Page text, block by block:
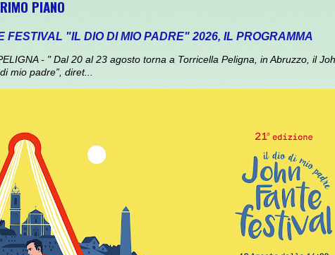
PIANO
FESTIVAL "IL DIO DI MIO PADRE" 2026, IL PROGRAMMA
- " Dal 20 al 23 agosto torna a Torricella Peligna, in Abruzzo, il
mio padre”, diret...